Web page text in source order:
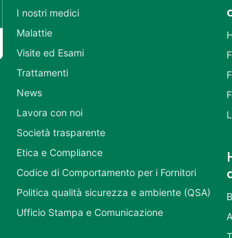
I nostri medici
Malattie
Visite ed Esami
Trattamenti
News
Lavora con noi
Società trasparente
Etica e Compliance
Codice di Comportamento per i Fornitori
Politica qualità sicurezza e ambiente (QSA)
Ufficio Stampa e Comunicazione